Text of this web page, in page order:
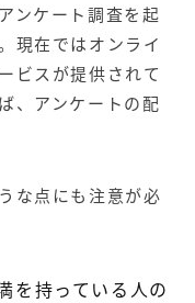
ンケート調査を起
現在ではオンライ
ビスが提供されて
、アンケートの配
な点にも注意が必
を持っている人の